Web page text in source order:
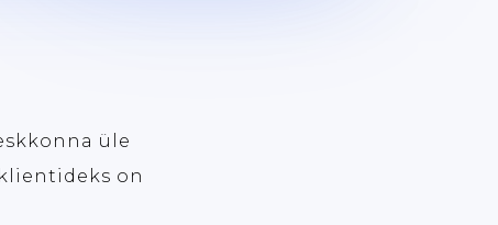
üle
on